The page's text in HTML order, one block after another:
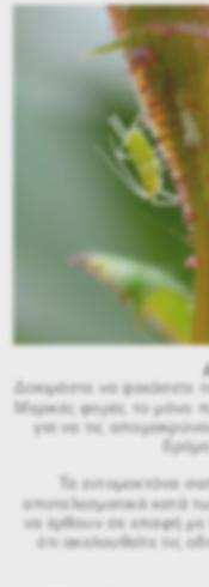
Δοκιμάστε να ψεκάσετε
Μερικές φορές το μόνο
για να τις
Τα εντομοκτόνα
αποτελεσματικά κατά
να έρθουν σε επαφή με
ότι ακολουθείτε τις